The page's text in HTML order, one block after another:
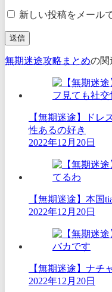
新しい投稿をメール
無期迷途攻略まとめの関
【無期迷途】ドレ
性あるの好き
2022年12月20日
【無期迷途】本国
2022年12月20日
【無期迷途】ナチ
2022年12月20日